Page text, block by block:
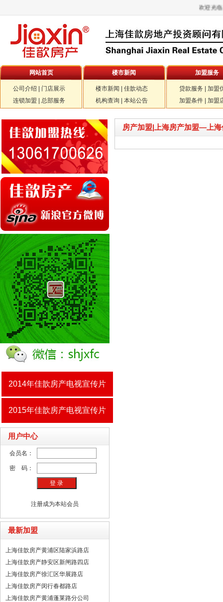
欢迎光
网站首页 楼市新闻 加盟服务
公司介绍
门店展示
连锁加盟
总部服务
楼市新闻
佳歆动态
机构查询
本站公告
贷款服务
加盟
加盟条件
加盟
2014年佳歆房产电视宣传片
2015年佳歆房产电视宣传片
用户中心
会员名：
密 码：
注册成为本站会员
最新加盟
上海佳歆房产黄浦区陆家浜路店
上海佳歆房产静安区新闸路四店
上海佳歆房产徐汇区华展路店
上海佳歆房产闵行春都路店
上海佳歆房产黄浦蓬莱路分公司
房产加盟|上海房产加盟—上